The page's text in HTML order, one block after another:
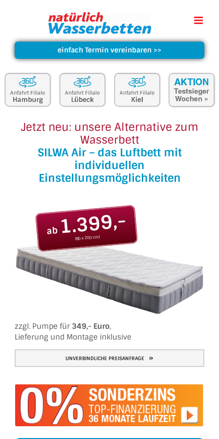
einfach Termin vereinbaren >>
Jetzt neu: unsere Alternative zum
Wasserbett
SILWA Air – das Luftbett mit
individuellen
Einstellungsmöglichkeiten
ab1.399,-
(80 x 200 cm)
zzgl. Pumpe für 349,- Euro,
Lieferung und Montage inklusive
UNVERBINDLICHE PREISANFRAGE